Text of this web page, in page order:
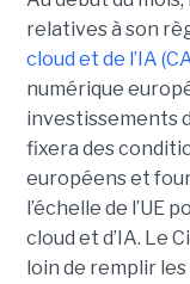
relatives à son
cloud et de l’IA
numérique
investissements
fixera des
européens et
l’échelle de l’UE
cloud et d’IA. Le
loin de remplir